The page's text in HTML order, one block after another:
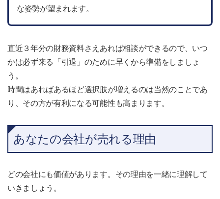
な姿勢が望まれます。
直近３年分の財務資料さえあれば相談ができるので、いつ
かは必ず来る「引退」のために早くから準備をしましょ
う。
時間はあればあるほど選択肢が増えるのは当然のことであ
り、その方が有利になる可能性も高まります。
あなたの会社が売れる理由
どの会社にも価値があります。その理由を一緒に理解して
いきましょう。